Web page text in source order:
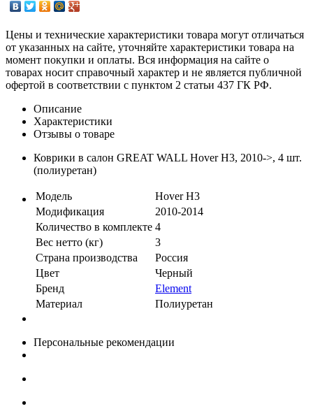
Цены и технические характеристики товара могут отличаться
от указанных на сайте, уточняйте характеристики товара на
момент покупки и оплаты. Вся информация на сайте о
товарах носит справочный характер и не является публичной
офертой в соответствии с пунктом 2 статьи 437 ГК РФ.
Описание
Характеристики
Отзывы о товаре
Коврики в салон GREAT WALL Hover H3, 2010->, 4 шт.
(полиуретан)
Модель
Hover H3
Модификация
2010-2014
Количество в комплекте 4
Вес нетто (кг)
3
Страна производства
Россия
Цвет
Черный
Бренд
Element
Материал
Полиуретан
Персональные рекомендации